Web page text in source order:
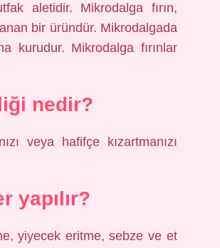
aletidir. Mikrodalga fırın,
bir üründür. Mikrodalgada
kurudur. Mikrodalga fırınlar
nedir?
veya hafifçe kızartmanızı
yapılır?
yiyecek eritme, sebze ve et